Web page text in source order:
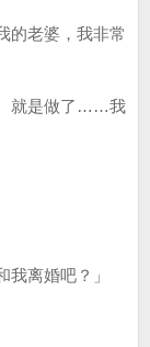
的老婆，我非常
就是做了……我
我离婚吧？」